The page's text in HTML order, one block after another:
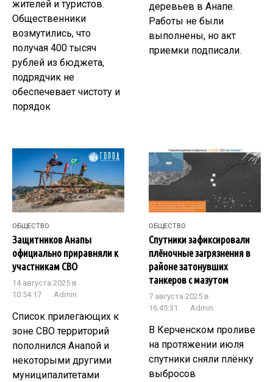
жителей и туристов.
Общественники
возмутились, что
получая 400 тысяч
рублей из бюджета,
подрядчик не
обеспечевает чистоту и
порядок
деревьев в Анапе.
Работы не были
выполнены, но акт
приемки подписали.
ОБЩЕСТВО
Защитников Анапы
официально приравняли к
участникам СВО
14 августа 2025 в
10:54:17
Admin
Список прилегающих к
зоне СВО территорий
пополнился Анапой и
некоторыми другими
муниципалитетами
ОБЩЕСТВО
Спутники зафиксировали
плёночные загрязнения в
районе затонувших
танкеров с мазутом
7 августа 2025 в
16:45:31
Admin
В Керченском проливе
на протяжении июля
спутники сняли плёнку
выбросов